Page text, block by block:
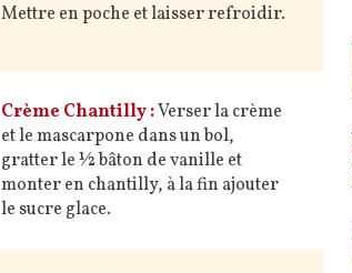
Mettre en poche et laisser refroidir.
Crème Chantilly :Verser la crème
et le mascarpone dans un bol,
gratter le ½ bâton de vanille et
monter en chantilly, à la fin ajouter
le sucre glace.